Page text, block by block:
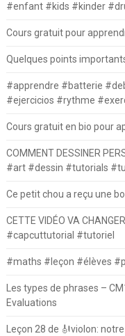
#enfant #kids #kinder
Cours gratuit pour
Quelques points
#apprendre #batterie
#ejercicios #rythme
Cours gratuit en bio pour
COMMENT DESSINER
#art #dessin #tutorials
Ce petit chou a reçu une
CETTE VIDÉO VA
#capcuttutorial #tutoriel
#maths #leçon #élèves
Les types de phrases –
Evaluations
Leçon 28 de 🎻violon: